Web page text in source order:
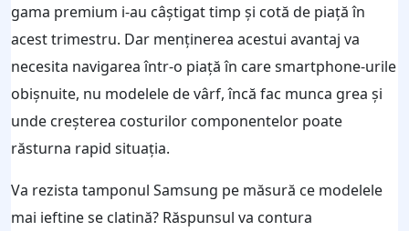
gama premium i-au câștigat timp și cotă de piață în
acest trimestru. Dar menținerea acestui avantaj va
necesita navigarea într-o piață în care smartphone-urile
obișnuite, nu modelele de vârf, încă fac munca grea și
unde creșterea costurilor componentelor poate
răsturna rapid situația.
Va rezista tamponul Samsung pe măsură ce modelele
mai ieftine se clatină? Răspunsul va contura